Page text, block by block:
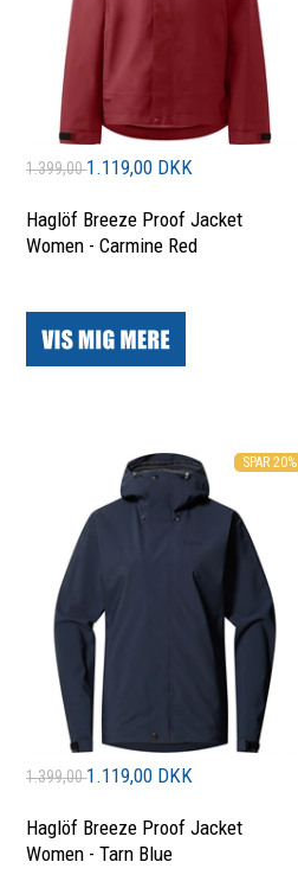
1.399,001.119,00 DKK
Haglöf Breeze Proof Jacket
Women - Carmine Red
SPAR 20%
1.399,001.119,00 DKK
Haglöf Breeze Proof Jacket
Women - Tarn Blue